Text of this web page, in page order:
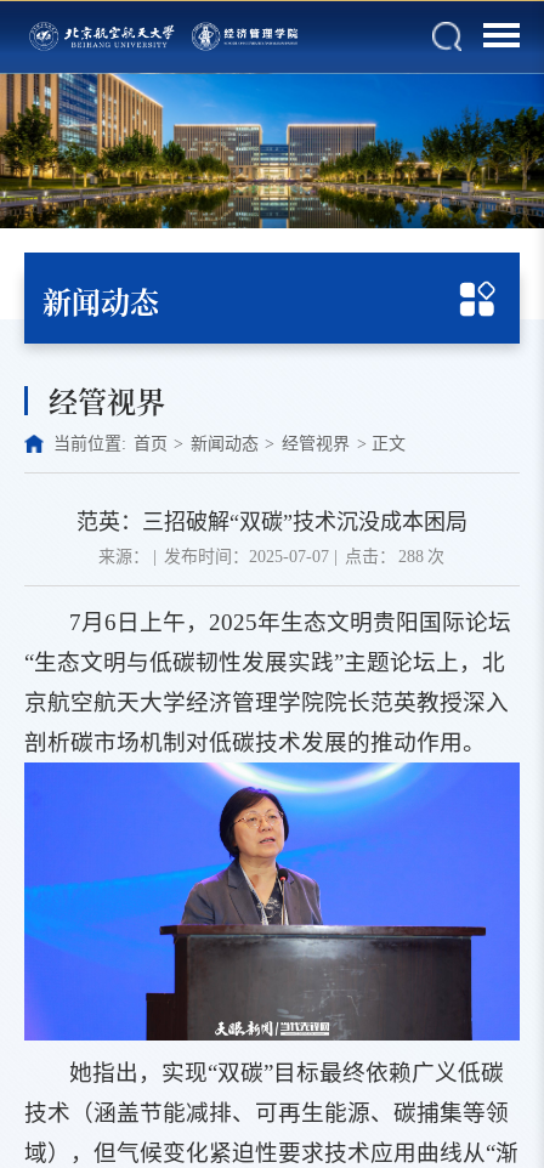
新闻动态
经管视界
当前位置: 首页 > 新闻动态 > 经管视界 > 正文
范英：三招破解“双碳”技术沉没成本困局
来源： 发布时间：2025-07-07 点击： 288 次
7月6日上午，2025年生态文明贵阳国际论坛
“生态文明与低碳韧性发展实践”主题论坛上，北
京航空航天大学经济管理学院院长范英教授深入
剖析碳市场机制对低碳技术发展的推动作用。
她指出，实现“双碳”目标最终依赖广义低碳
技术（涵盖节能减排、可再生能源、碳捕集等领
域），但气候变化紧迫性要求技术应用曲线从“渐